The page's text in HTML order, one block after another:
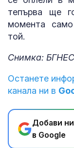
тепърва ще
момента
той.
Снимка: БГНЕС
Останете
канала ни в
Добави
в Google